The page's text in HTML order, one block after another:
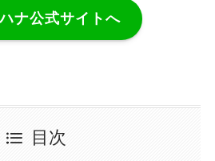
ハナ公式サイトへ
目次